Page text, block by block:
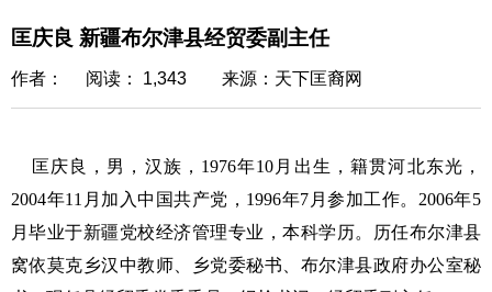
匡庆良 新疆布尔津县经贸委副主任
作者： 阅读： 1,343 来源：天下匡裔网
匡庆良，男，汉族，1976年10月出生，籍贯河北东光，
2004年11月加入中国共产党，1996年7月参加工作。2006年5
月毕业于新疆党校经济管理专业，本科学历。历任布尔津县
窝依莫克乡汉中教师、乡党委秘书、布尔津县政府办公室秘